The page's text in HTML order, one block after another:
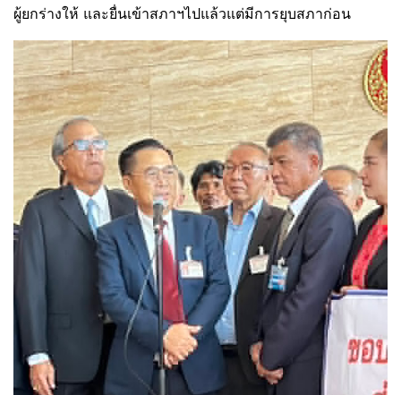
ผู้ยกร่างให้ และยื่นเข้าสภาฯไปแล้วแต่มีการยุบสภาก่อน